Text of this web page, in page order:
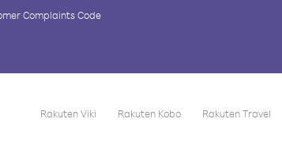
Complaints Code
Rakuten Viki Rakuten Kobo Rakuten Travel